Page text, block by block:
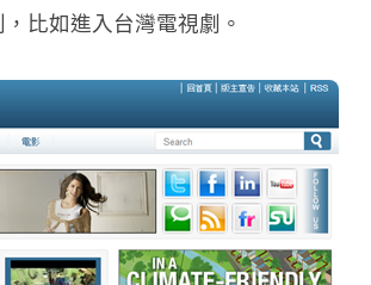
比如進入台灣電視劇。